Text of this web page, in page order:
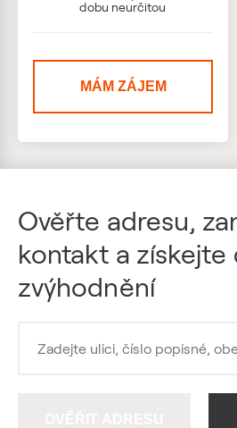
dobu neurčitou
MÁM ZÁJEM
Ověřte adresu,
kontakt a získejte
zvýhodnění